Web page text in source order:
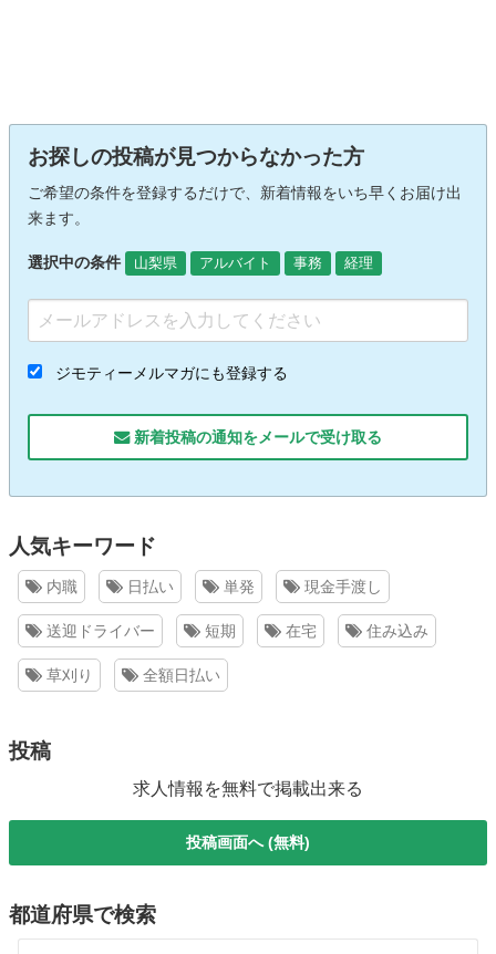
お探しの投稿が見つからなかった方
ご希望の条件を登録するだけで、新着情報をいち早くお届け出
来ます。
選択中の条件 山梨県 アルバイト 事務 経理
ジモティーメルマガにも登録する
新着投稿の通知をメールで受け取る
人気キーワード
内職 日払い 単発 現金手渡し
送迎ドライバー 短期 在宅 住み込み
草刈り 全額日払い
投稿
求人情報を無料で掲載出来る
投稿画面へ (無料)
都道府県で検索